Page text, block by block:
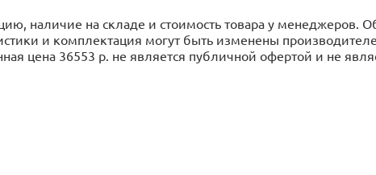
наличие на складе и стоимость товара у менеджеров.
и комплектация могут быть изменены
цена 36553 р. не является публичной офертой и не